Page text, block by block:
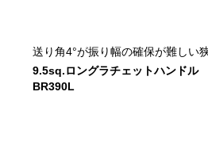
送り角4°が振り幅の確保が難しい
9.5sq.ロングラチェットハンドル
BR390L